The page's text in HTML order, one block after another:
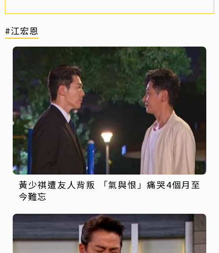
#江宏恩
黃少祺遭友人背叛 「氣與恨」痛哭4個月至
今難忘